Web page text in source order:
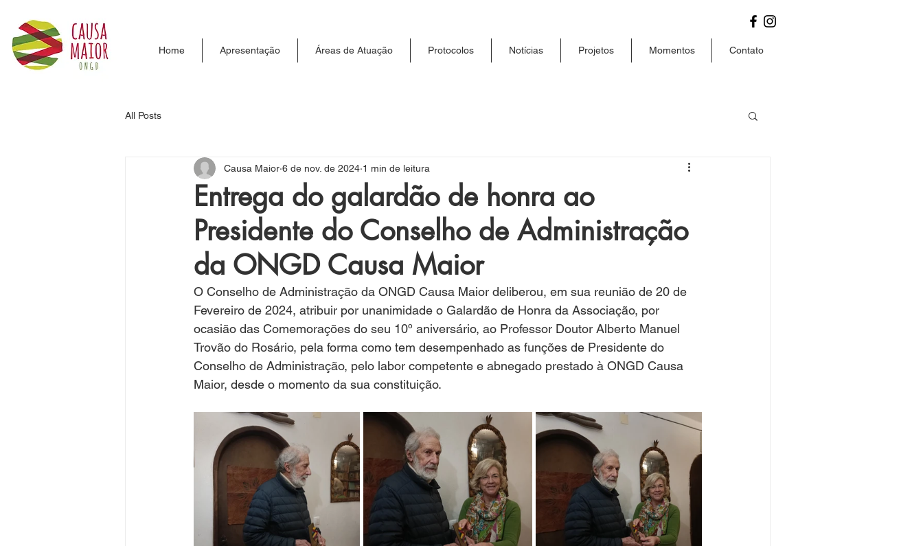
Home Apresentação Áreas de Atuação Protocolos Notícias Projetos Momentos Contato
All Posts
Entrega do galardão de honra ao
Presidente do Conselho de Administração
da ONGD Causa Maior
Causa Maior 6 de nov. de 2024 1 min de leitura
O Conselho de Administração da ONGD Causa Maior deliberou, em sua reunião de 20 de
Fevereiro de 2024, atribuir por unanimidade o Galardão de Honra da Associação, por
ocasião das Comemorações do seu 10º aniversário, ao Professor Doutor Alberto Manuel
Trovão do Rosário, pela forma como tem desempenhado as funções de Presidente do
Conselho de Administração, pelo labor competente e abnegado prestado à ONGD Causa
Maior, desde o momento da sua constituição.